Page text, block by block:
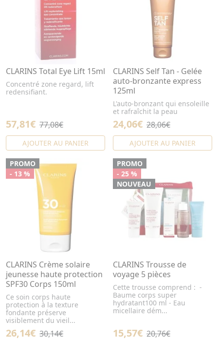
CLARINS Total Eye Lift 15ml
Concentré zone regard, lift
redensifiant.
57,81€ 77,08€
AJOUTER AU PANIER
CLARINS Self Tan - Gelée
auto-bronzante express
125ml
L'auto-bronzant qui ensoleille
et rafraîchit la peau
24,06€ 28,06€
AJOUTER AU PANIER
PROMO
- 13 %
CLARINS Crème solaire
jeunesse haute protection
SPF30 Corps 150ml
Ce soin corps haute
protection à la texture
fondante préserve
visiblement du vieil...
26,14€ 30,14€
PROMO
- 25 %
NOUVEAU
CLARINS Trousse de
voyage 5 pièces
Cette trousse comprend : -
Baume corps super
hydratant100 ml - Eau
micellaire dém...
15,57€ 20,76€